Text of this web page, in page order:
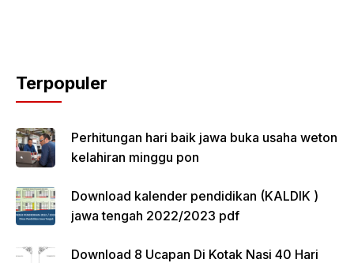
Terpopuler
Perhitungan hari baik jawa buka usaha weton
kelahiran minggu pon
Download kalender pendidikan (KALDIK )
jawa tengah 2022/2023 pdf
Download 8 Ucapan Di Kotak Nasi 40 Hari